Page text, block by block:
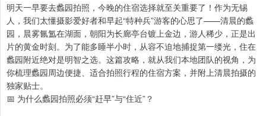
明天一早要去蠡园拍照，今晚的住宿选择就至关重要了！作为无锡
人，我们太懂摄影爱好者和早起“特种兵”游客的心思了——清晨的蠡
园，晨雾氤氲在湖面，朝阳为长廊亭台镀上金边，游人稀少，正是出
片的黄金时刻。为了能多睡半小时，从容不迫地捕捉第一缕光，住在
蠡园附近绝对是明智之选。这篇攻略，就从我们本地团队的视角，为
你梳理蠡园周边便捷、适合拍照行程的住宿方案，并附上清晨拍摄的
独家贴士。
📅 为什么蠡园拍照必须“赶早”与“住近”？